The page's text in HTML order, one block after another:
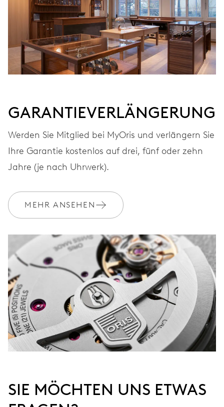
GARANTIEVERLÄNGERUNG
Werden Sie Mitglied bei MyOris und verlängern Sie
Ihre Garantie kostenlos auf drei, fünf oder zehn
Jahre (je nach Uhrwerk).
MEHR ANSEHEN
SIE MÖCHTEN UNS ETWAS